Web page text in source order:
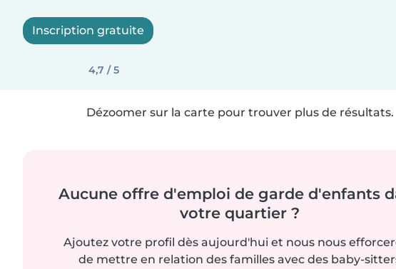
Inscription gratuite
4,7 / 5
Dézoomer sur la carte pour trouver plus de résultats.
Aucune offre d'emploi de garde d'enfants
votre quartier ?
Ajoutez votre profil dès aujourd'hui et nous nous
de mettre en relation des familles avec des baby-